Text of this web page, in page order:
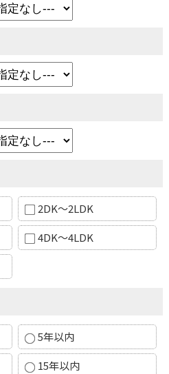
2DK～2LDK
4DK～4LDK
5年以内
15年以内